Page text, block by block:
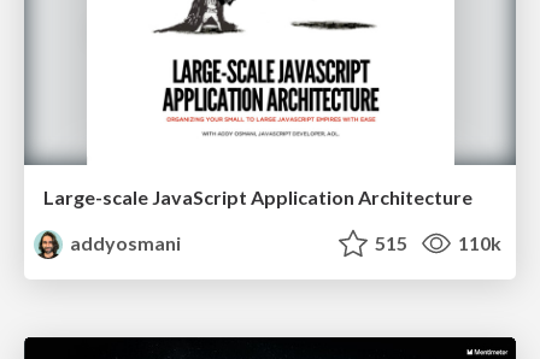
Large-scale JavaScript Application Architecture
addyosmani
515 110k